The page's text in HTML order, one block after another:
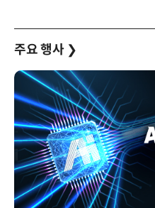
주요 행사 ❯